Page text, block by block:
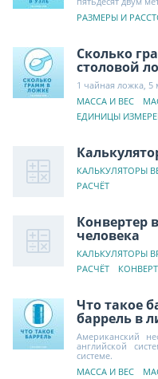
РАЗМЕРЫ И
Сколько
столовой
1 чайная ложка, 5
МАССА И ВЕС
ЕДИНИЦЫ
КАЛЬКУЛЯТОРЫ
РАСЧЁТ
Конвертер
человека
КАЛЬКУЛЯТОРЫ
РАСЧЁТ
Что такое
баррель в
Американский
английской
системе.
МАССА И ВЕС